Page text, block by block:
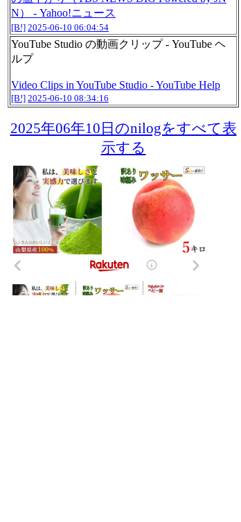
N） - Yahoo!ニュース
[B!] 2025-06-10 06:04:54
YouTube Studio の動画クリップ - YouTube ヘ
ルプ
Video Clips in YouTube Studio - YouTube Help
[B!] 2025-06-10 08:34:16
2025年06年10日のnilogをすべて表
示する